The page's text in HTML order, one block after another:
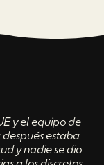
y el equipo de
estaba
y nadie se dio